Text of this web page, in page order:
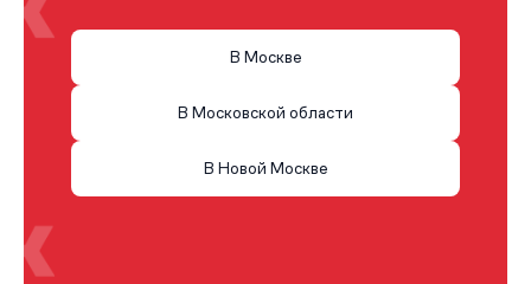
В Москве
В Московской области
В Новой Москве